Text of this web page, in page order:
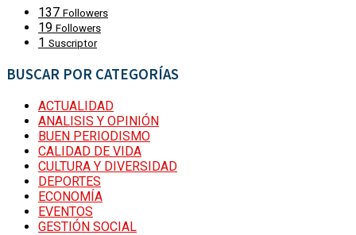
CATEGORÍAS
POLÍTICA
SEGURIDAD Y CONVIVENCIA
REVISTA DE PRENSA
URBANISMO
DEPORTES
GESTIÓN SOCIAL
MOVILIDAD
137 Followers
19 Followers
1 Suscriptor
BUSCAR POR CATEGORÍAS
ACTUALIDAD
ANALISIS Y OPINIÓN
BUEN PERIODISMO
CALIDAD DE VIDA
CULTURA Y DIVERSIDAD
DEPORTES
ECONOMÍA
EVENTOS
GESTIÓN SOCIAL